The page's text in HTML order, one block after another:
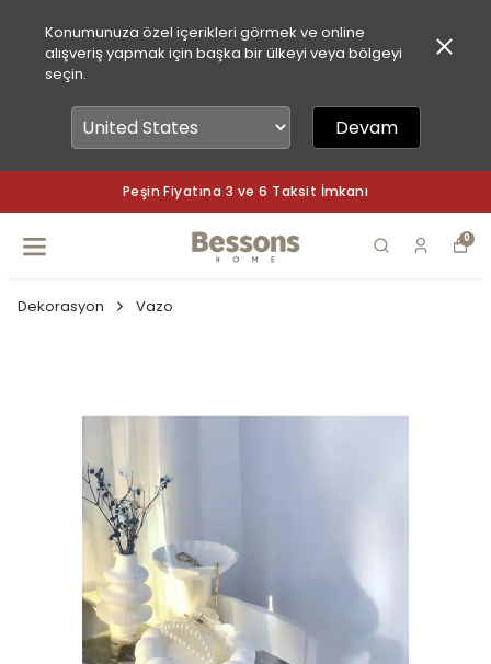
Konumunuza özel içerikleri görmek ve online
alışveriş yapmak için başka bir ülkeyi veya bölgeyi
seçin.
Devam
Peşin Fiyatına 3 ve 6 Taksit İmkanı
0
Dekorasyon Vazo